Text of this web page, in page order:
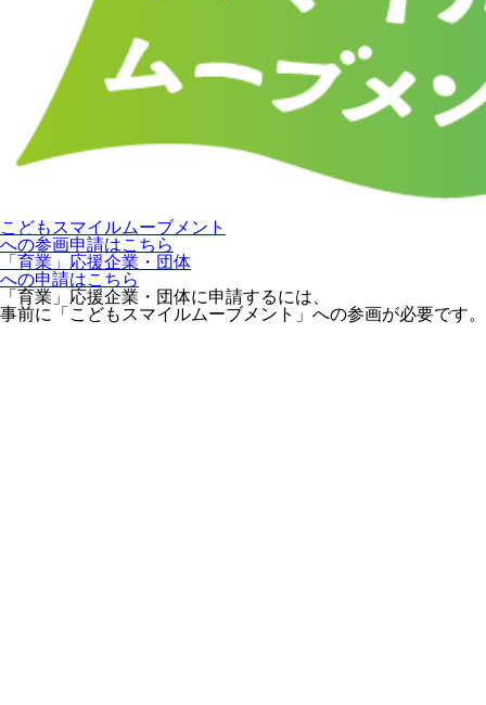
こどもスマイルムーブメント
への参画申請はこちら
「育業」応援企業・団体
への申請はこちら
「育業」応援企業・団体に申請するには、
事前に「こどもスマイルムーブメント」への参画が必要です。